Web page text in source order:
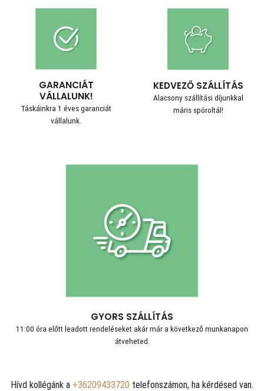
GARANCIÁT
VÁLLALUNK!
Táskáinkra 1 éves garanciát
vállalunk.
KEDVEZŐ SZÁLLÍTÁS
Alacsony szállítási díjunkkal
máris spóroltál!
GYORS SZÁLLÍTÁS
11:00 óra előtt leadott rendeléseket akár már a következő munkanapon
átveheted.
Hívd kollégánk a +36209433720 telefonszámon, ha kérdésed van.